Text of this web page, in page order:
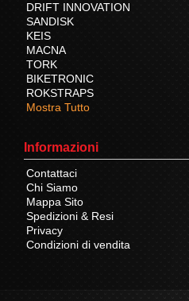
DRIFT INNOVATION
SANDISK
KEIS
MACNA
TORK
BIKETRONIC
ROKSTRAPS
Mostra Tutto
Informazioni
Contattaci
Chi Siamo
Mappa Sito
Spedizioni & Resi
Privacy
Condizioni di vendita